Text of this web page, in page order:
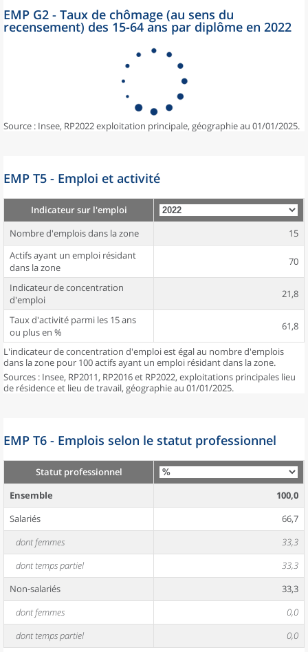
EMP G2 - Taux de chômage (au sens du
recensement) des 15-64 ans par diplôme en 2022
Source : Insee, RP2022 exploitation principale, géographie au 01/01/2025.
EMP T5 - Emploi et activité
Indicateur sur l'emploi
Nombre d'emplois dans la zone
15
Actifs ayant un emploi résidant
dans la zone
70
Indicateur de concentration
d'emploi
21,8
Taux d'activité parmi les 15 ans
ou plus en %
61,8
L'indicateur de concentration d'emploi est égal au nombre d'emplois
dans la zone pour 100 actifs ayant un emploi résidant dans la zone.
Sources : Insee, RP2011, RP2016 et RP2022, exploitations principales lieu
de résidence et lieu de travail, géographie au 01/01/2025.
EMP T6 - Emplois selon le statut professionnel
Statut professionnel
Ensemble
100,0
Salariés
66,7
dont femmes
33,3
dont temps partiel
33,3
Non-salariés
33,3
dont femmes
0,0
dont temps partiel
0,0